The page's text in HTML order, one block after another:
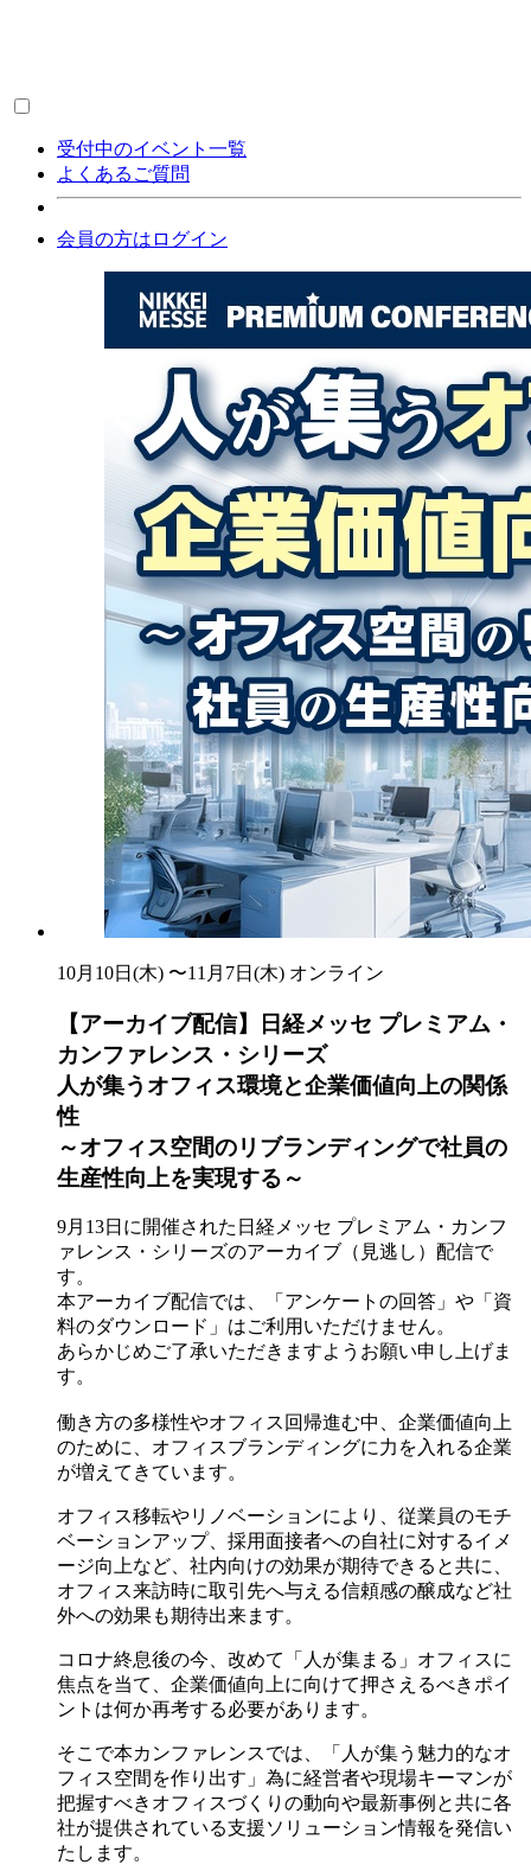
受付中のイベント一覧
よくあるご質問
会員の方はログイン
10月10日(木) 〜11月7日(木) オンライン
【アーカイブ配信】日経メッセ プレミアム・
カンファレンス・シリーズ
人が集うオフィス環境と企業価値向上の関係
性
～オフィス空間のリブランディングで社員の
生産性向上を実現する～
9月13日に開催された日経メッセ プレミアム・カンフ
ァレンス・シリーズのアーカイブ（見逃し）配信で
す。
本アーカイブ配信では、「アンケートの回答」や「資
料のダウンロード」はご利用いただけません。
あらかじめご了承いただきますようお願い申し上げま
す。
働き方の多様性やオフィス回帰進む中、企業価値向上
のために、オフィスブランディングに力を入れる企業
が増えてきています。
オフィス移転やリノベーションにより、従業員のモチ
ベーションアップ、採用面接者への自社に対するイメ
ージ向上など、社内向けの効果が期待できると共に、
オフィス来訪時に取引先へ与える信頼感の醸成など社
外への効果も期待出来ます。
コロナ終息後の今、改めて「人が集まる」オフィスに
焦点を当て、企業価値向上に向けて押さえるべきポイ
ントは何か再考する必要があります。
そこで本カンファレンスでは、「人が集う魅力的なオ
フィス空間を作り出す」為に経営者や現場キーマンが
把握すべきオフィスづくりの動向や最新事例と共に各
社が提供されている支援ソリューション情報を発信い
たします。